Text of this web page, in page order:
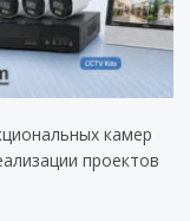
камер
проектов